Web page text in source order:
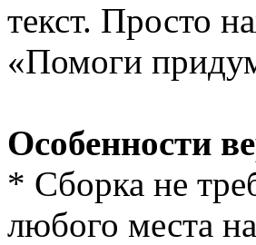
текст. Просто
«Помоги
Особенности
* Cборка не
любого места